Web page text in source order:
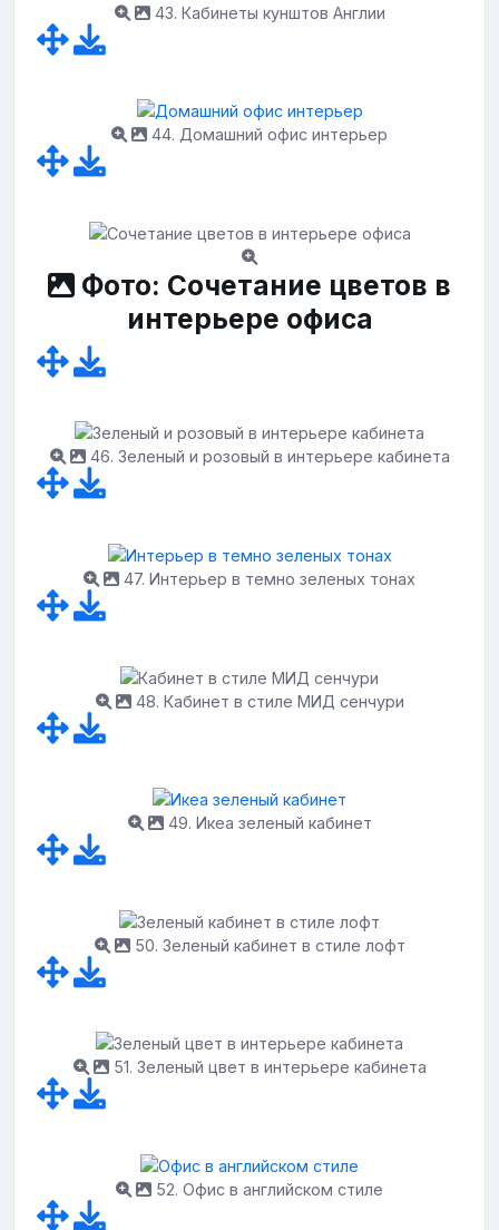
43. Кабинеты кунштов Англии
44. Домашний офис интерьер
Фото: Сочетание цветов в
интерьере офиса
46. Зеленый и розовый в интерьере кабинета
47. Интерьер в темно зеленых тонах
48. Кабинет в стиле МИД сенчури
49. Икеа зеленый кабинет
50. Зеленый кабинет в стиле лофт
51. Зеленый цвет в интерьере кабинета
52. Офис в английском стиле